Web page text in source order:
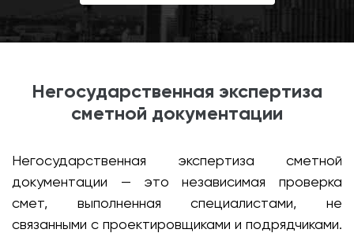
Негосударственная экспертиза
сметной документации
Негосударственная экспертиза сметной
документации — это независимая проверка
смет, выполненная специалистами, не
связанными с проектировщиками и подрядчиками.